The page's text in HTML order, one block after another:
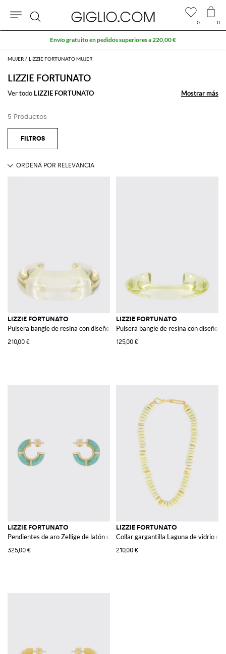
MUJER LIZZIE FORTUNATO MUJER
LIZZIE FORTUNATO
Ver todo LIZZIE FORTUNATO Mostrar más
Mostrar más
5 Productos
LIZZIE FORTUNATO
Pulsera bangle de resina con diseño rígido y redondeado
210,00 €
LIZZIE FORTUNATO
Pulsera bangle de resina con diseño
125,00 €
LIZZIE FORTUNATO
Pendientes de aro Zellige de latón con cristales
325,00 €
LIZZIE FORTUNATO
Collar gargantilla Laguna de vidrio
210,00 €
0 0
Buscar
Envío gratuito en pedidos superiores a 220,00 €